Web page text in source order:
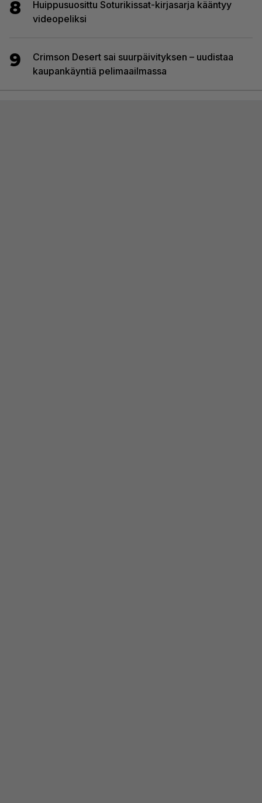
8
Huippusuosittu Soturikissat-kirjasarja kääntyy
videopeliksi
9
Crimson Desert sai suurpäivityksen – uudistaa
kaupankäyntiä pelimaailmassa